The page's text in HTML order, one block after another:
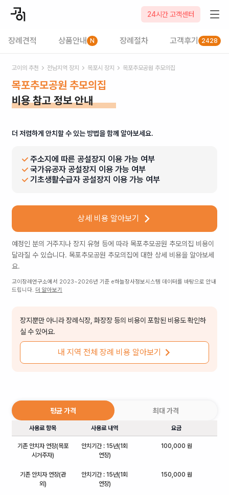
24시간 고객센터
장례견적 상품안내 N 장례절차 고객후기 2428
고이의 추천 전남지역 장지 목포시 장지 목포추모공원 추모의집
목포추모공원 추모의집
비용 참고 정보 안내
더 저렴하게 안치할 수 있는 방법을 함께 알아보세요.
주소지에 따른 공설장지 이용 가능 여부
국가유공자 공설장지 이용 가능 여부
기초생활수급자 공설장지 이용 가능 여부
상세 비용 알아보기
예정인 분의 거주지나 장지 유형 등에 따라 목포추모공원 추모의집 비용이
달라질 수 있습니다. 목포추모공원 추모의집에 대한 상세 비용을 알아보세
요.
고이장례연구소에서 2023~2026년 기준 e하늘장사정보시스템 데이터를 바탕으로 안내
드립니다. 더 알아보기
장지뿐만 아니라 장례식장, 화장장 등의 비용이 포함된 비용도 확인하
실 수 있어요.
내 지역 전체 장례 비용 알아보기
평균 가격 최대 가격
사용료 항목 사용료 내역 요금
기존 안치자 연장(목포
시거주자)
안치기간 : 15년(1회
연장)
100,000 원
기존 안치자 연장(관
외)
안치기간 : 15년(1회
연장)
150,000 원